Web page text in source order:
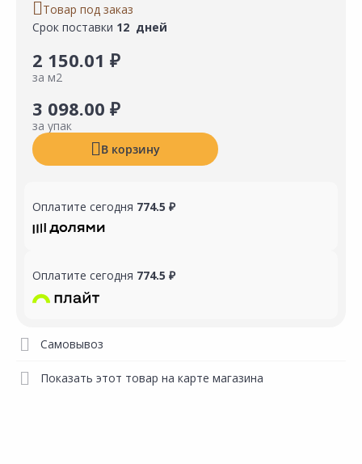
Товар под заказ
Срок поставки 12 дней
2 150.01 ₽
за м2
3 098.00 ₽
за упак
В корзину
Оплатите сегодня 774.5 ₽
Оплатите сегодня 774.5 ₽
Самовывоз
Показать этот товар на карте магазина